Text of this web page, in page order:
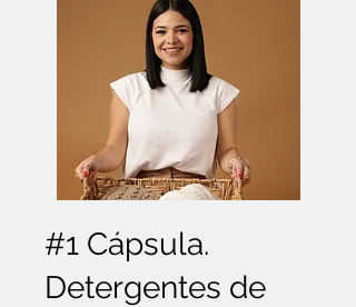
#1 Cápsula.
Detergentes de